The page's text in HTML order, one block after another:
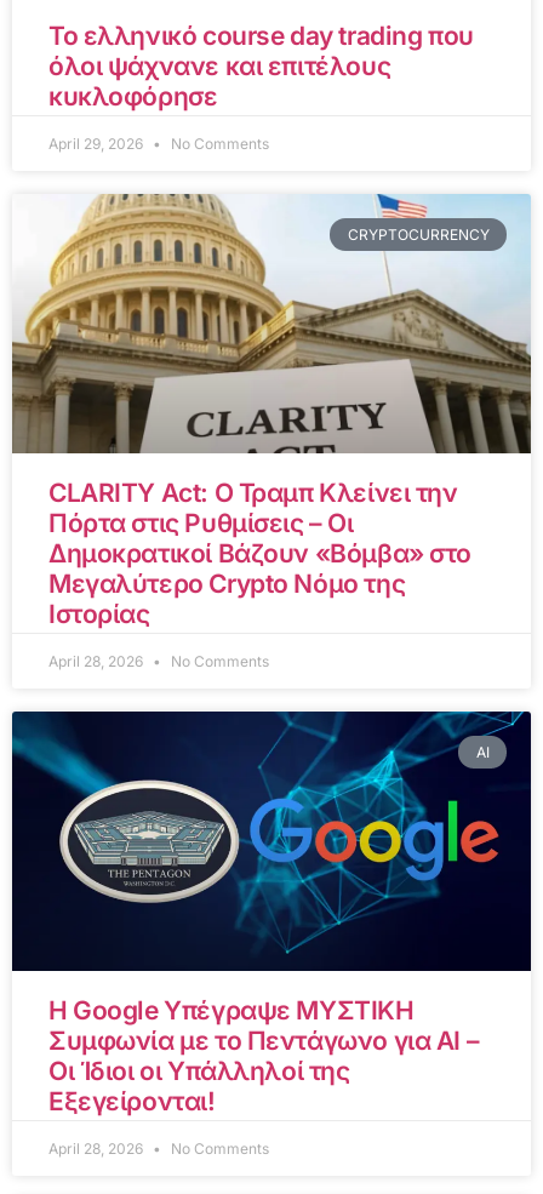
Το ελληνικό course day trading που
όλοι ψάχνανε και επιτέλους
κυκλοφόρησε
April 29, 2026 No Comments
CRYPTOCURRENCY
CLARITY Act: Ο Τραμπ Κλείνει την
Πόρτα στις Ρυθμίσεις – Οι
Δημοκρατικοί Βάζουν «Βόμβα» στο
Μεγαλύτερο Crypto Νόμο της
Ιστορίας
April 28, 2026 No Comments
AI
Η Google Υπέγραψε ΜΥΣΤΙΚΗ
Συμφωνία με το Πεντάγωνο για AI –
Οι Ίδιοι οι Υπάλληλοί της
Εξεγείρονται!
April 28, 2026 No Comments